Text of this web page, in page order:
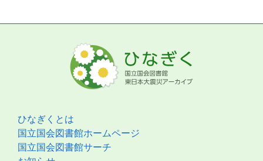
ひなぎくとは
国立国会図書館ホームページ
国立国会図書館サーチ